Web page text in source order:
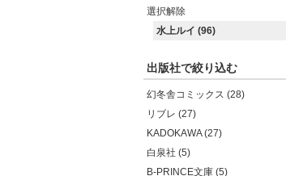
選択解除
水上ルイ (96)
出版社で絞り込む
幻冬舎コミックス (28)
リブレ (27)
KADOKAWA (27)
白泉社 (5)
B-PRINCE文庫 (5)